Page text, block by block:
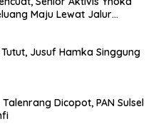
Maju Lewat Jalur
Jusuf Hamka Singgung
Talenrang Dicopot, PAN Sulsel